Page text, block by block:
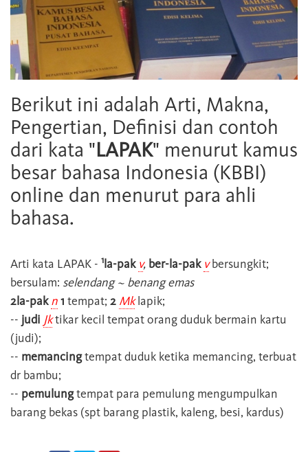
Berikut ini adalah Arti, Makna,
Pengertian, Definisi dan contoh
dari kata "LAPAK" menurut kamus
besar bahasa Indonesia (KBBI)
online dan menurut para ahli
bahasa.
Arti kata LAPAK - 1la-pak v, ber-la-pak vbersungkit;
bersulam: selendang ~ benang emas
2la-pak n1 tempat; 2 Mklapik;
-- judi Jktikar kecil tempat orang duduk bermain kartu
(judi);
-- memancingtempat duduk ketika memancing, terbuat
dr bambu;
-- pemulungtempat para pemulung mengumpulkan
barang bekas (spt barang plastik, kaleng, besi, kardus)